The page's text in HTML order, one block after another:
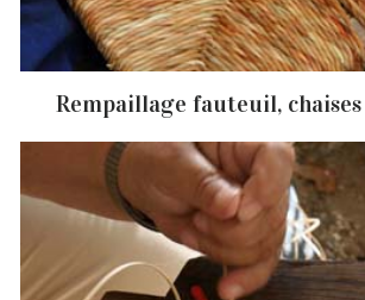
Rempaillage fauteuil, chaises